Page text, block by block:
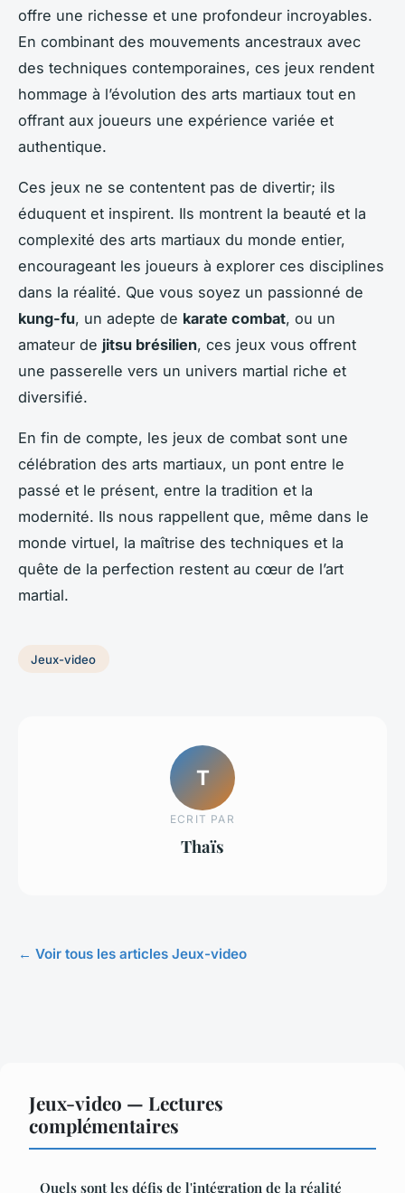
offre une richesse et une profondeur incroyables.
En combinant des mouvements ancestraux avec
des techniques contemporaines, ces jeux rendent
hommage à l’évolution des arts martiaux tout en
offrant aux joueurs une expérience variée et
authentique.
Ces jeux ne se contentent pas de divertir; ils
éduquent et inspirent. Ils montrent la beauté et la
complexité des arts martiaux du monde entier,
encourageant les joueurs à explorer ces disciplines
dans la réalité. Que vous soyez un passionné de
kung-fu, un adepte de karate combat, ou un
amateur de jitsu brésilien, ces jeux vous offrent
une passerelle vers un univers martial riche et
diversifié.
En fin de compte, les jeux de combat sont une
célébration des arts martiaux, un pont entre le
passé et le présent, entre la tradition et la
modernité. Ils nous rappellent que, même dans le
monde virtuel, la maîtrise des techniques et la
quête de la perfection restent au cœur de l’art
martial.
Jeux-video
T
ECRIT PAR
Thaïs
← Voir tous les articles Jeux-video
Jeux-video — Lectures
complémentaires
Quels sont les défis de l'intégration de la réalité